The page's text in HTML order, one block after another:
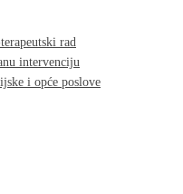
rad
intervenciju
i opće poslove